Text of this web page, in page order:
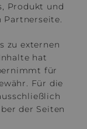
Produkt und
Partnerseite.
zu externen
hat
für
Für die
der Seiten